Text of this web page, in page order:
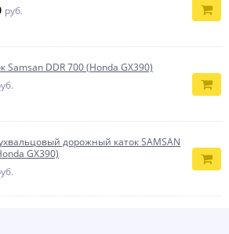
руб.
Samsan DDR 700 (Honda GX390)
дорожный каток SAMSAN
GX390)